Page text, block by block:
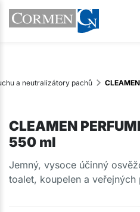
a neutralizátory pachů
CLEAMEN
550 ml
Jemný, vysoce účinný
toalet, koupelen a veřejných